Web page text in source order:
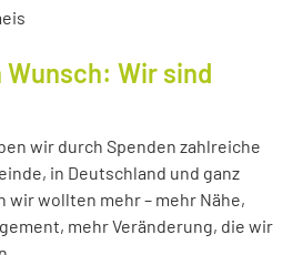
Wir sind
wir durch Spenden zahlreiche
in Deutschland und ganz
wollten mehr – mehr Nähe,
mehr Veränderung, die wir